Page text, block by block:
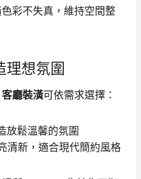
彩不失真，維持空間整
理想氛圍
客廳裝潢可依需求選擇：
放鬆溫馨的氛圍
清新，適合現代簡約風格